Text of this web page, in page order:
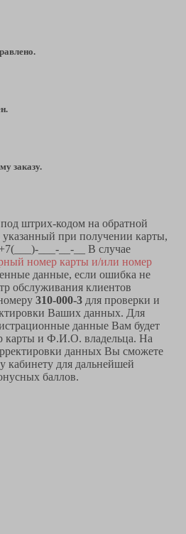
заказу.
штрих-кодом на обратной
при получении карты,
___-__-__ В случае
номер карты и/или номер
данные, если ошибка не
обслуживания клиентов
310-000-3 для проверки и
Ваших данных. Для
данные Вам будет
карты и Ф.И.О. владельца. На
данных Вы сможете
кабинету для дальнейшей
баллов.